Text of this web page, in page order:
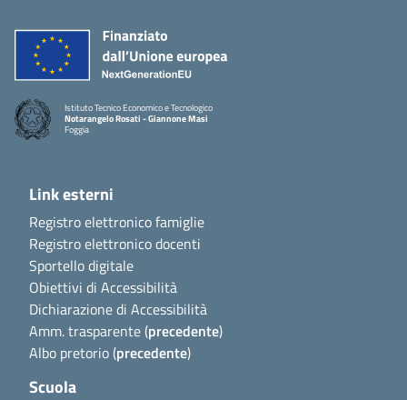
Istituto Tecnico Economico e Tecnologico
Notarangelo Rosati - Giannone Masi
Foggia
Link esterni
Registro elettronico famiglie
Registro elettronico docenti
Sportello digitale
Obiettivi di Accessibilità
Dichiarazione di Accessibilità
Amm. trasparente (precedente)
Albo pretorio (precedente)
Scuola